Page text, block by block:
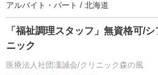
アルバイト・パート / 北海道
「福祉調理スタッフ」無資格可/
ニック
医療法人社団凜誠会/クリニック森の風